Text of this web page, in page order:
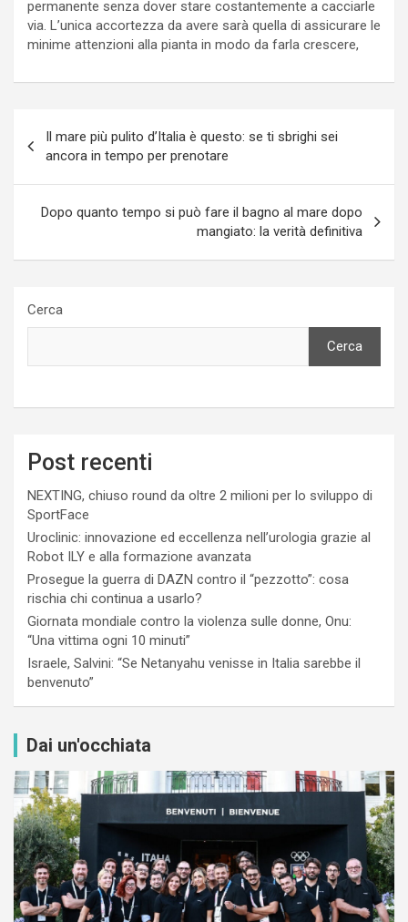
permanente senza dover stare costantemente a cacciarle
via. L’unica accortezza da avere sarà quella di assicurare le
minime attenzioni alla pianta in modo da farla crescere,
articoli
Il mare più pulito d’Italia è questo: se ti sbrighi sei
ancora in tempo per prenotare
Dopo quanto tempo si può fare il bagno al mare dopo
mangiato: la verità definitiva
Cerca
Cerca
Post recenti
NEXTING, chiuso round da oltre 2 milioni per lo sviluppo di
SportFace
Uroclinic: innovazione ed eccellenza nell’urologia grazie al
Robot ILY e alla formazione avanzata
Prosegue la guerra di DAZN contro il “pezzotto”: cosa
rischia chi continua a usarlo?
Giornata mondiale contro la violenza sulle donne, Onu:
“Una vittima ogni 10 minuti”
Israele, Salvini: “Se Netanyahu venisse in Italia sarebbe il
benvenuto”
Dai un'occhiata